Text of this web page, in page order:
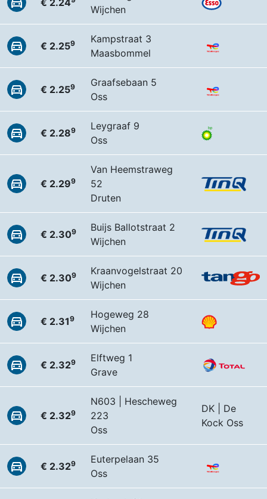
€ 2.24
Wijchen
€ 2.259
Kampstraat 3
Maasbommel
€ 2.259
Graafsebaan 5
Oss
€ 2.289
Leygraaf 9
Oss
€ 2.299
Van Heemstraweg
52
Druten
€ 2.309
Buijs Ballotstraat 2
Wijchen
€ 2.309
Kraanvogelstraat 20
Wijchen
€ 2.319
Hogeweg 28
Wijchen
€ 2.329
Elftweg 1
Grave
€ 2.329
N603 | Hescheweg
223
Oss
DK | De
Kock Oss
€ 2.329
Euterpelaan 35
Oss